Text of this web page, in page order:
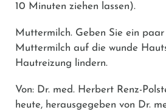
10 Minuten ziehen lassen).
Muttermilch. Geben Sie ein
Muttermilch auf die wunde
Hautreizung lindern.
Von: Dr. med. Herbert Renz-
heute, herausgegeben von Dr.